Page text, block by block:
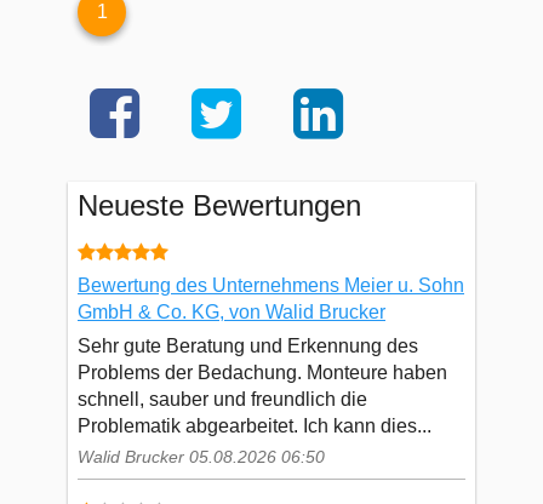
1
Neueste Bewertungen
Bewertung des Unternehmens Meier u. Sohn
GmbH & Co. KG, von Walid Brucker
Sehr gute Beratung und Erkennung des
Problems der Bedachung. Monteure haben
schnell, sauber und freundlich die
Problematik abgearbeitet. Ich kann dies...
Walid Brucker 05.08.2026 06:50